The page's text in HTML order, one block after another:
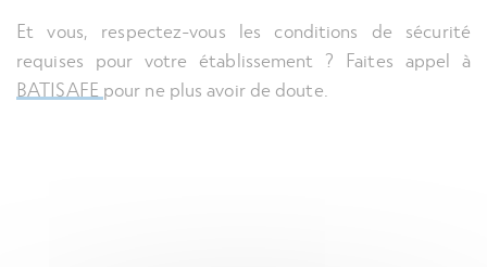
Et vous, respectez-vous les conditions de sécurité
requises pour votre établissement ? Faites appel à
BATISAFE pour ne plus avoir de doute.